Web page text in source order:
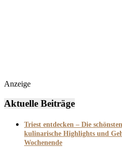
Anzeige
Aktuelle Beiträge
Triest entdecken – Die
kulinarische Highlights und
Wochenende